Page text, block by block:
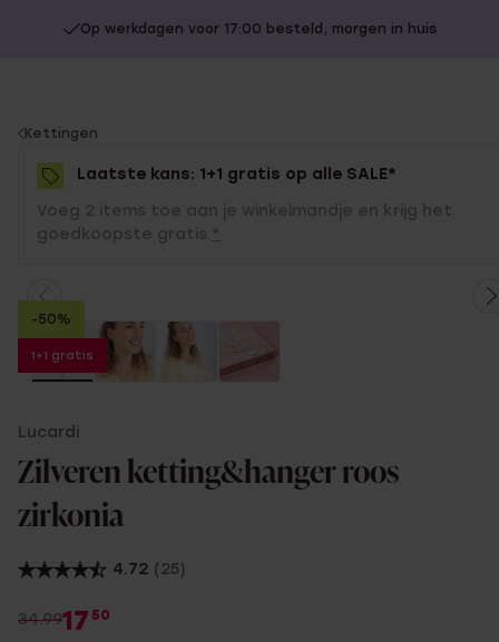
Op werkdagen voor 17:00 besteld, morgen in huis
You
are
here:
Kettingen
Laatste kans: 1+1 gratis op alle SALE*
Voeg 2 items toe aan je winkelmandje en krijg het
goedkoopste gratis. *
-50%
1+1 gratis
Lucardi
Zilveren ketting&hanger roos
zirkonia
4.72 (25)
34.9917 50